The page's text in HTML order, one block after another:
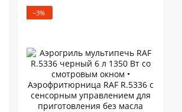
электронным
управлением
−3%